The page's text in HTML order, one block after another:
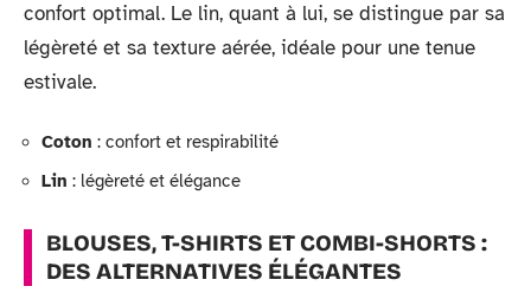
confort optimal. Le lin, quant à lui, se distingue par sa
légèreté et sa texture aérée, idéale pour une tenue
estivale.
Coton : confort et respirabilité
Lin : légèreté et élégance
BLOUSES, T-SHIRTS ET COMBI-SHORTS :
DES ALTERNATIVES ÉLÉGANTES